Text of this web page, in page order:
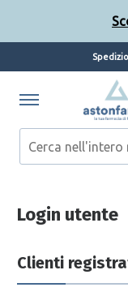
Login utente
Clienti